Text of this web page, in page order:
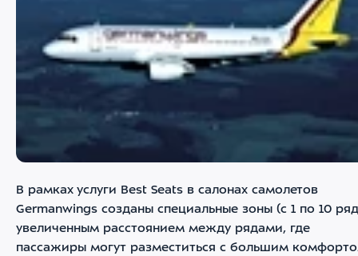
В рамках услуги Best Seats в салонах самолетов
Germanwings созданы специальные зоны (с 1 по 10
увеличенным расстоянием между рядами, где
пассажиры могут разместиться с большим